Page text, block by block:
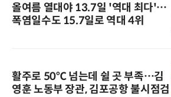
올여름 열대야 13.7일 '역대 최다'…
폭염일수도 15.7일로 역대 4위
활주로 50℃ 넘는데 쉴 곳 부족…김
영훈 노동부 장관, 김포공항 불시점검